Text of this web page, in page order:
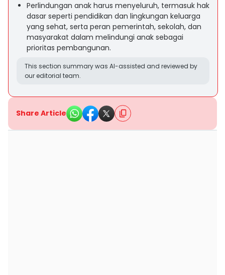
Perlindungan anak harus menyeluruh, termasuk hak
dasar seperti pendidikan dan lingkungan keluarga
yang sehat, serta peran pemerintah, sekolah, dan
masyarakat dalam melindungi anak sebagai
prioritas pembangunan.
This section summary was AI-assisted and reviewed by
our editorial team.
Share Article